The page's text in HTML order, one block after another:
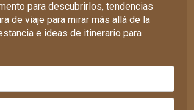
para descubrirlos, tendencias
de viaje para mirar más allá de la
e ideas de itinerario para